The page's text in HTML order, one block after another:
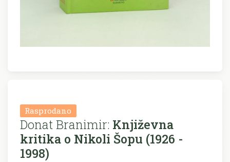
Rasprodano
Donat Branimir: Književna
kritika o Nikoli Šopu (1926 -
1998)